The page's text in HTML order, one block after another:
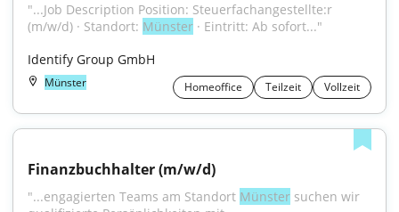
"...Job Description Position: Steuerfachangestellte:r
(m/w/d) · Standort: Münster · Eintritt: Ab sofort..."
Identify Group GmbH
Münster Homeoffice Teilzeit Vollzeit
Finanzbuchhalter (m/w/d)
"...engagierten Teams am Standort Münster suchen wir